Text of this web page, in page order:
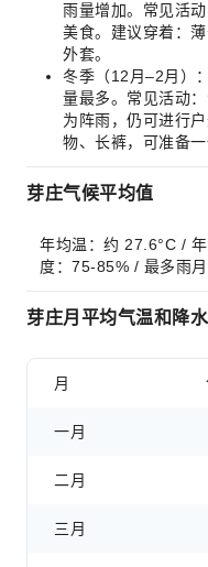
雨量增加。常见活
美食。建议穿着：
外套。
冬季（12月–2月）
量最多。常见活动
为阵雨，仍可进行
物、长裤，可准备一
芽庄气候平均值
年均温：约 27.6°C /
度：75-85% / 最多雨
芽庄月平均气温和降
月
一月
二月
三月